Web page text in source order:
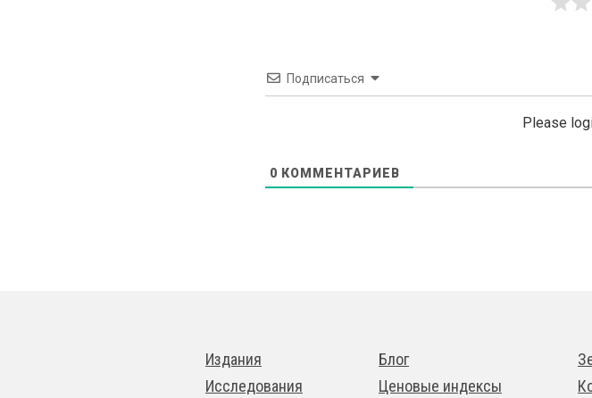
Подписаться
Please
0 КОММЕНТАРИЕВ
Издания
Исследования
Блог
Ценовые индексы